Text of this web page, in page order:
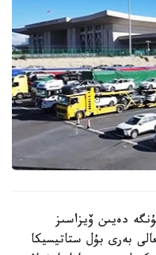
مەن قىتاي اراسىندا 30 كۇنگە دەيىن ۆيزاسىز
بەرى بۇل ستاتيسيكا